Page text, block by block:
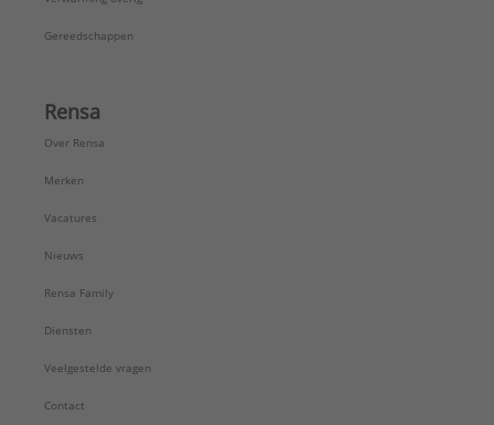
Gereedschappen
Rensa
Over Rensa
Merken
Vacatures
Nieuws
Rensa Family
Diensten
Veelgestelde vragen
Contact